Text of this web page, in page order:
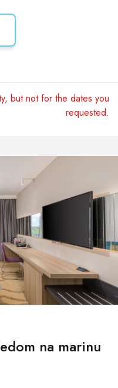
but not for the dates you
requested.
na marinu